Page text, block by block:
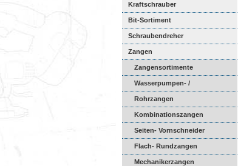
Kraftschrauber
Bit-Sortiment
Schraubendreher
Zangen
Zangensortimente
Wasserpumpen- /
Universalzang...
Rohrzangen
Kombinationszangen
Seiten- Vornschneider
Flach- Rundzangen
Mechanikerzangen